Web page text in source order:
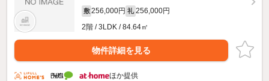
敷 256,000円 礼 256,000円
2階 / 3LDK / 84.64㎡
物件詳細を見る
ほか提供